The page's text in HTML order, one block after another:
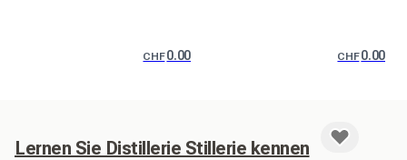
CHF0.00 CHF0.00
Lernen Sie Distillerie Stillerie kennen